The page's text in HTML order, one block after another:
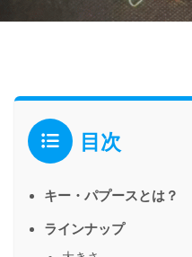
目次
キー・パプースとは？
ラインナップ